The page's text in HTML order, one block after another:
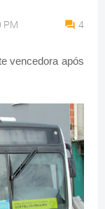
PM 4
vencedora após